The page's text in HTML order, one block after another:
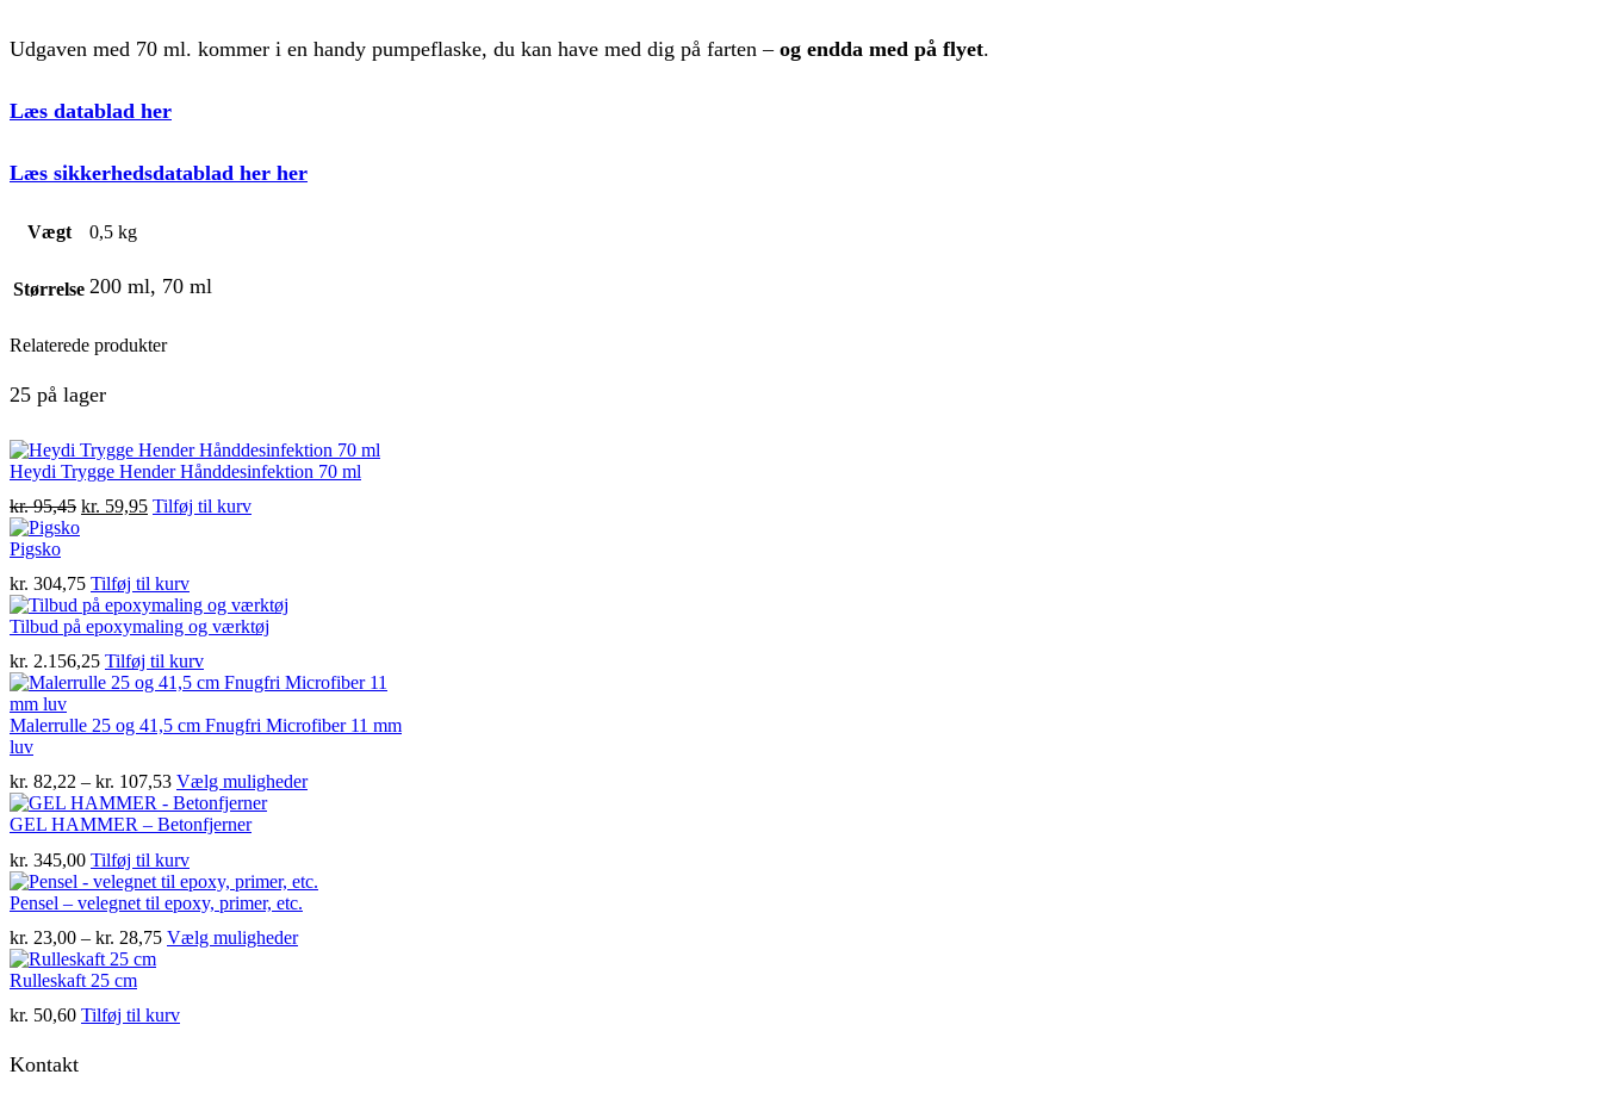
Udgaven med 70 ml. kommer i en handy pumpeflaske, du kan have med dig på farten – og endda med på flyet.
Læs datablad her
Læs sikkerhedsdatablad her her
Vægt 0,5 kg
Størrelse 200 ml, 70 ml
Relaterede produkter
25 på lager
Heydi Trygge Hender Hånddesinfektion 70 ml
kr.95,45 Den
kr. 95,45.
kr. 59,95Den
kr. 59,95.
Tilføj til kurv
Pigsko
kr. 304,75 Tilføj til kurv
Tilbud på epoxymaling og værktøj
kr. 2.156,25 Tilføj til kurv
Malerrulle 25 og 41,5 cm Fnugfri Microfiber 11 mm
luv
kr. 82,22 – kr. 107,53Prisinterval:
kr. 82,22
til
Vælg mulighederDette
Mulighederne
GEL HAMMER – Betonfjerner
kr. 345,00 Tilføj til kurv
Pensel – velegnet til epoxy, primer, etc.
kr. 23,00 – kr. 28,75Prisinterval:
Vælg mulighederDette
Rulleskaft 25 cm
kr. 50,60 Tilføj til kurv
Kontakt